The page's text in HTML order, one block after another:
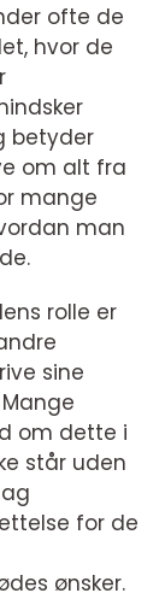
ofte de
hvor de
betyder
om alt fra
mange
man
rolle er
sine
om dette i
står uden
for de
ønsker.